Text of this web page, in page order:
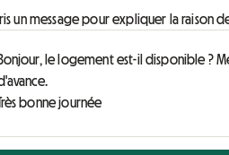
un message pour expliquer la raison